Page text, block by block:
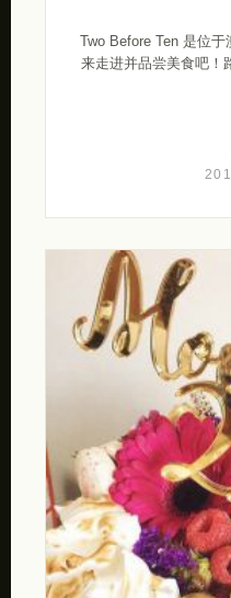
Two Before Ten 是位
来走进并品尝美食吧！